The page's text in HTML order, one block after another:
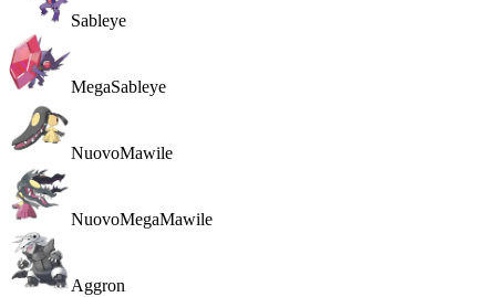
Sableye
MegaSableye
NuovoMawile
NuovoMegaMawile
Aggron